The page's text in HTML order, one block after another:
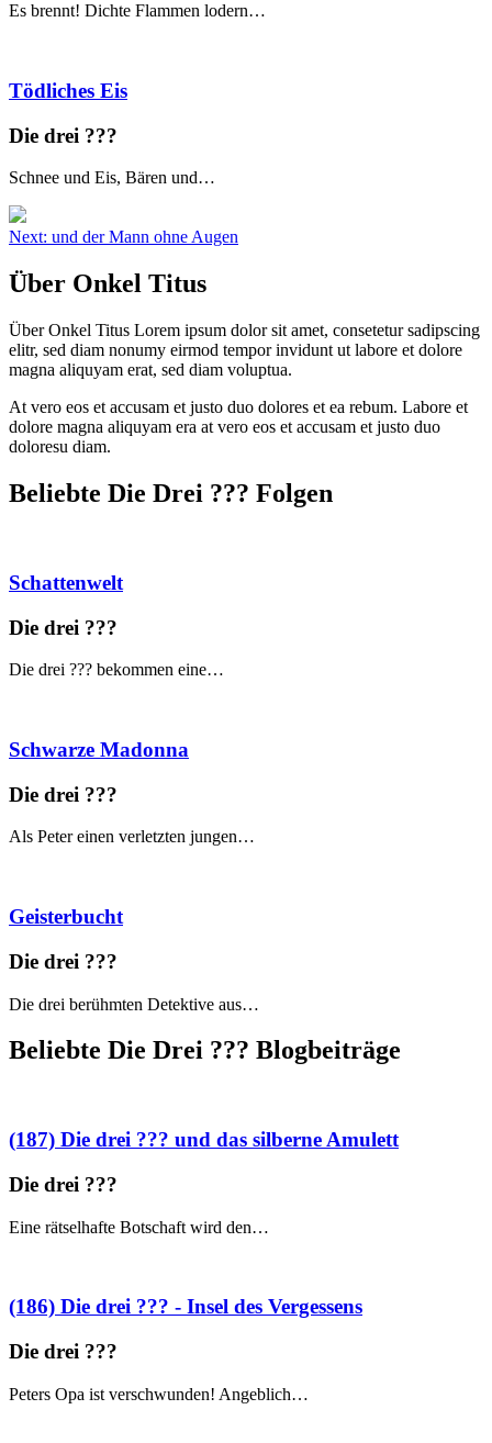
Es brennt! Dichte Flammen lodern…
Tödliches Eis
Die drei ???
Schnee und Eis, Bären und…
Beitragsnavigation
Next: und der Mann ohne Augen
Über Onkel Titus
Über Onkel Titus Lorem ipsum dolor sit amet, consetetur sadipscing
elitr, sed diam nonumy eirmod tempor invidunt ut labore et dolore
magna aliquyam erat, sed diam voluptua.
At vero eos et accusam et justo duo dolores et ea rebum. Labore et
dolore magna aliquyam era at vero eos et accusam et justo duo
doloresu diam.
Beliebte Die Drei ??? Folgen
Schattenwelt
Die drei ???
Die drei ??? bekommen eine…
Schwarze Madonna
Die drei ???
Als Peter einen verletzten jungen…
Geisterbucht
Die drei ???
Die drei berühmten Detektive aus…
Beliebte Die Drei ??? Blogbeiträge
(187) Die drei ??? und das silberne Amulett
Die drei ???
Eine rätselhafte Botschaft wird den…
(186) Die drei ??? - Insel des Vergessens
Die drei ???
Peters Opa ist verschwunden! Angeblich…